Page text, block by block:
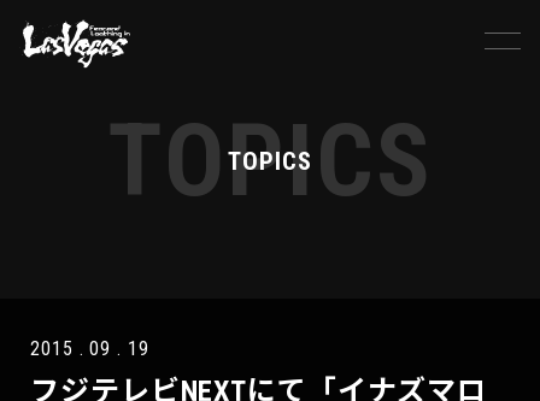
TOPICS
TOPICS
2015 . 09 . 19
フジテレビNEXTにて「イナズマロ